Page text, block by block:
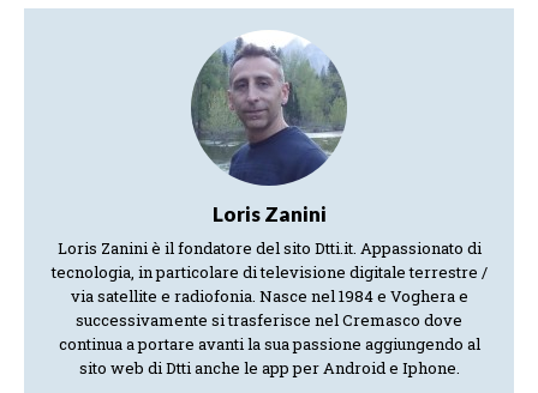
Loris Zanini
Loris Zanini è il fondatore del sito Dtti.it. Appassionato di
tecnologia, in particolare di televisione digitale terrestre /
via satellite e radiofonia. Nasce nel 1984 e Voghera e
successivamente si trasferisce nel Cremasco dove
continua a portare avanti la sua passione aggiungendo al
sito web di Dtti anche le app per Android e Iphone.